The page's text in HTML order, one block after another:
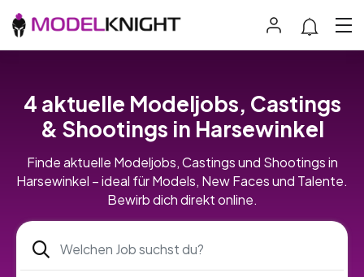
4 aktuelle Modeljobs, Castings
& Shootings in Harsewinkel
Finde aktuelle Modeljobs, Castings und Shootings in
Harsewinkel – ideal für Models, New Faces und Talente.
Bewirb dich direkt online.